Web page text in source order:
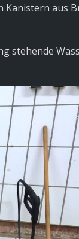
Kanistern aus
stehende